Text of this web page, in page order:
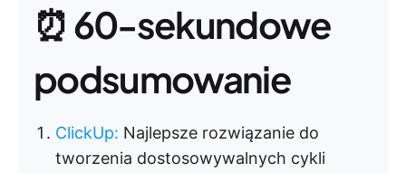
⏰ 60-sekundowe
podsumowanie
ClickUp: Najlepsze rozwiązanie do
tworzenia dostosowywalnych cykli